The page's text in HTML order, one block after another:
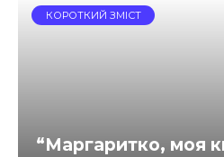
КОРОТКИЙ ЗМІСТ
“Маргаритко, моя